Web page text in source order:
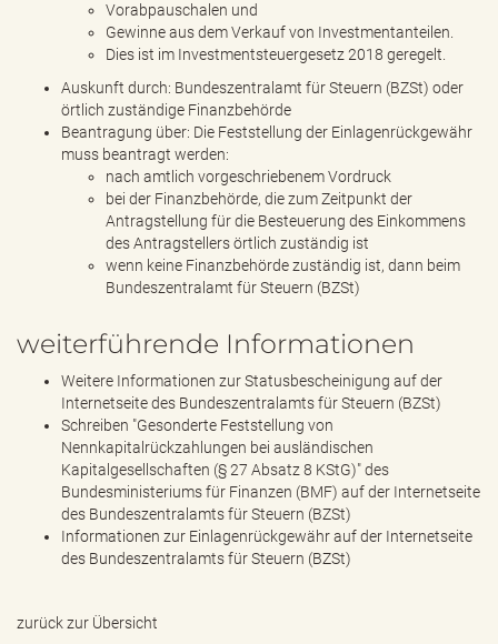
Vorabpauschalen und
Gewinne aus dem Verkauf von Investmentanteilen.
Dies ist im Investmentsteuergesetz 2018 geregelt.
Auskunft durch: Bundeszentralamt für Steuern (BZSt) oder
örtlich zuständige Finanzbehörde
Beantragung über: Die Feststellung der Einlagenrückgewähr
muss beantragt werden:
nach amtlich vorgeschriebenem Vordruck
bei der Finanzbehörde, die zum Zeitpunkt der
Antragstellung für die Besteuerung des Einkommens
des Antragstellers örtlich zuständig ist
wenn keine Finanzbehörde zuständig ist, dann beim
Bundeszentralamt für Steuern (BZSt)
weiterführende Informationen
Weitere Informationen zur Statusbescheinigung auf der
Internetseite des Bundeszentralamts für Steuern (BZSt)
Schreiben "Gesonderte Feststellung von
Nennkapitalrückzahlungen bei ausländischen
Kapitalgesellschaften (§ 27 Absatz 8 KStG)" des
Bundesministeriums für Finanzen (BMF) auf der Internetseite
des Bundeszentralamts für Steuern (BZSt)
Informationen zur Einlagenrückgewähr auf der Internetseite
des Bundeszentralamts für Steuern (BZSt)
zurück zur Übersicht